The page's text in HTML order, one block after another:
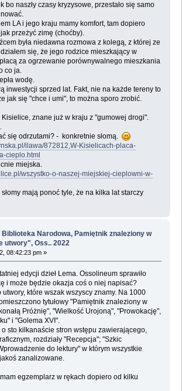
bo naszły czasy kryzysowe, przestało się samo
LA i jego kraju mamy komfort, tam dopiero
przeżyć zimę (choćby).
była niedawna rozmowa z kolegą, z której ze
się, że jego rodzice mieszkający w
za ogrzewanie porównywalnego mieszkania
co ja.
wodę.
inwestycji sprzed lat. Fakt, nie na każde tereny to
jak się "chce i umi", to można sporo zrobić.
znane już w kraju z "gumowej drogi".
się odrzutami? - konkretnie słomą.
ilawa/872812,W-Kisielicach-placa-
cieplo.html
miejska.
wszystko-o-naszej-miejskiej-cieplowni-w-
mają ponoć tyle, że na kilka lat starczy
Biblioteka Narodowa, Pamiętnik znaleziony w
utwory", Oss.. 2022
08:42:23 pm »
edycji dzieł Lema. Ossolineum sprawiło
i może będzie okazja coś o niej napisać?
które wszak wszyscy znamy. Na 1000
tytułowy "Pamiętnik znaleziony w
Próżnię", "Wielkość Urojoną", "Prowokację",
i "Golema XVI".
sto kilkanaście stron wstępu zawierającego,
rozdziały "Recepcja"; "Szkic
do lektury" w którym wszystkie
zanalizowane.
egzemplarz w rękach dopiero od kilku